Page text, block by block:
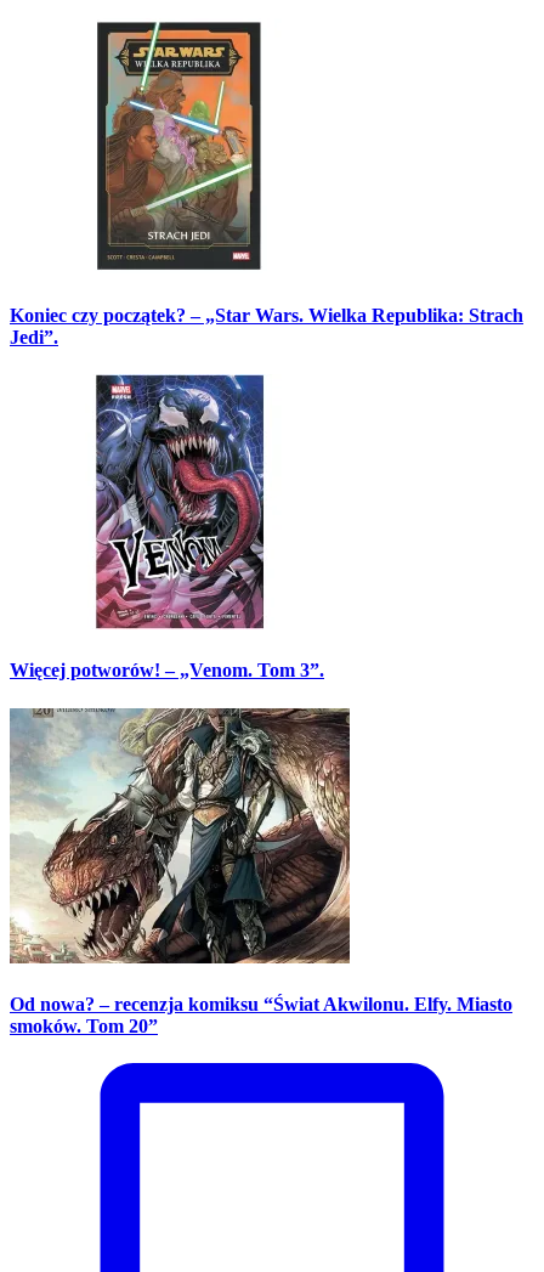
Koniec czy początek? – „Star Wars. Wielka Republika: Strach
Jedi”.
Więcej potworów! – „Venom. Tom 3”.
Od nowa? – recenzja komiksu “Świat Akwilonu. Elfy. Miasto
smoków. Tom 20”